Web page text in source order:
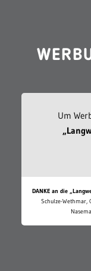
Um
DANKE an die
Schulze-Wethmar,